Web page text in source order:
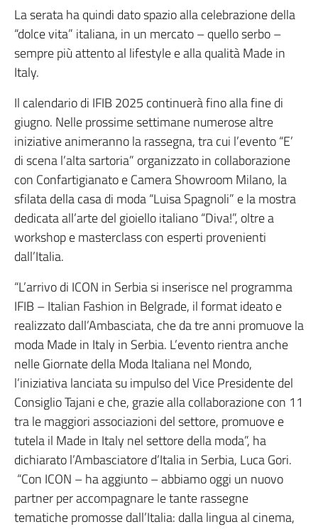
La serata ha quindi dato spazio alla celebrazione della
“dolce vita” italiana, in un mercato – quello serbo –
sempre più attento al lifestyle e alla qualità Made in
Italy.
Il calendario di IFIB 2025 continuerà fino alla fine di
giugno. Nelle prossime settimane numerose altre
iniziative animeranno la rassegna, tra cui l’evento “E’
di scena l’alta sartoria” organizzato in collaborazione
con Confartigianato e Camera Showroom Milano, la
sfilata della casa di moda “Luisa Spagnoli” e la mostra
dedicata all’arte del gioiello italiano “Diva!”, oltre a
workshop e masterclass con esperti provenienti
dall’Italia.
“L’arrivo di ICON in Serbia si inserisce nel programma
IFIB – Italian Fashion in Belgrade, il format ideato e
realizzato dall’Ambasciata, che da tre anni promuove la
moda Made in Italy in Serbia. L’evento rientra anche
nelle Giornate della Moda Italiana nel Mondo,
l’iniziativa lanciata su impulso del Vice Presidente del
Consiglio Tajani e che, grazie alla collaborazione con 11
tra le maggiori associazioni del settore, promuove e
tutela il Made in Italy nel settore della moda”, ha
dichiarato l’Ambasciatore d’Italia in Serbia, Luca Gori.
“Con ICON – ha aggiunto – abbiamo oggi un nuovo
partner per accompagnare le tante rassegne
tematiche promosse dall’Italia: dalla lingua al cinema,